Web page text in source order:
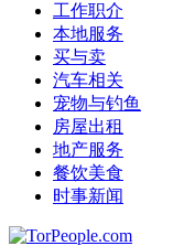
工作职介
本地服务
买与卖
汽车相关
宠物与钓鱼
房屋出租
地产服务
餐饮美食
时事新闻